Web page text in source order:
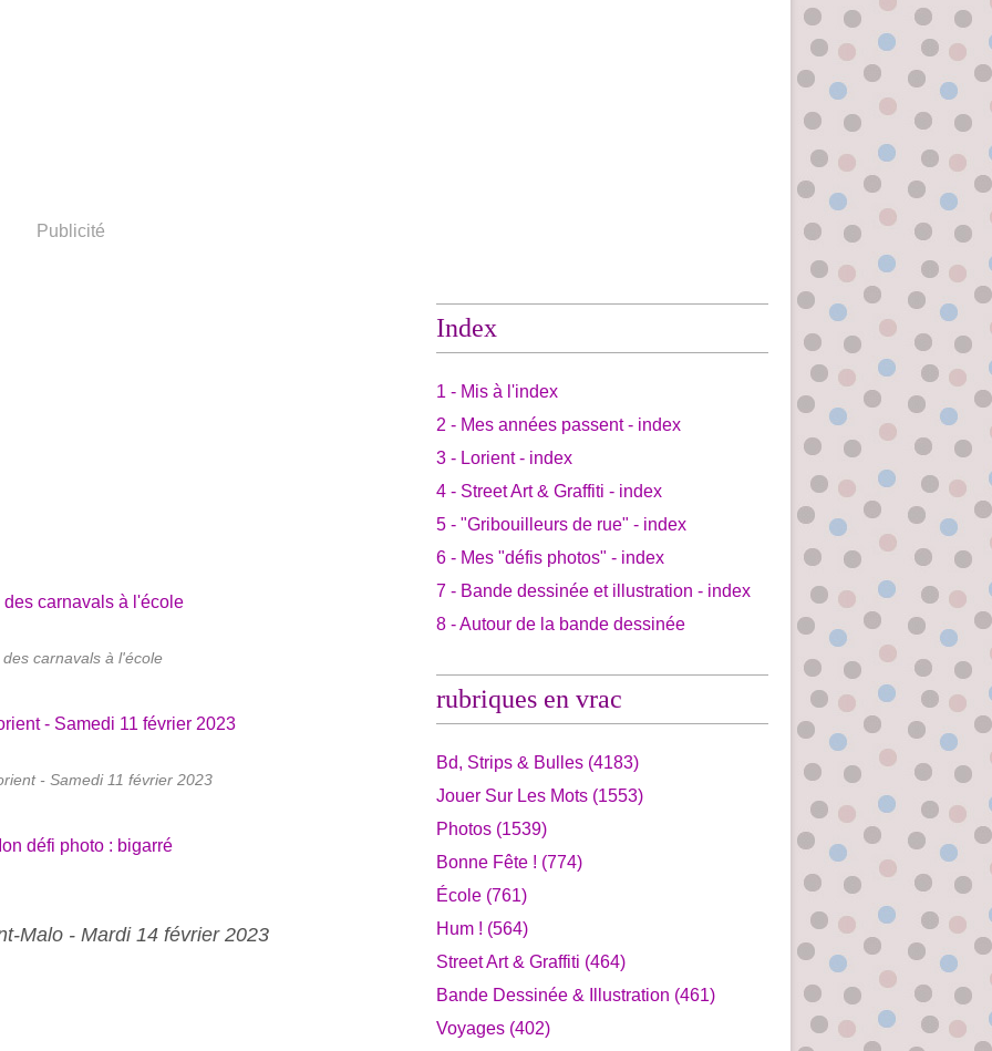
Publicité
des carnavals à l'école
- Samedi 11 février 2023
Malo - Mardi 14 février 2023
Index
1 - Mis à l'index
2 - Mes années passent - index
3 - Lorient - index
4 - Street Art & Graffiti - index
5 - "Gribouilleurs de rue" - index
6 - Mes "défis photos" - index
7 - Bande dessinée et illustration - index
8 - Autour de la bande dessinée
rubriques en vrac
Bd, Strips & Bulles (4183)
Jouer Sur Les Mots (1553)
Photos (1539)
Bonne Fête ! (774)
École (761)
Hum ! (564)
Street Art & Graffiti (464)
Bande Dessinée & Illustration (461)
Voyages (402)